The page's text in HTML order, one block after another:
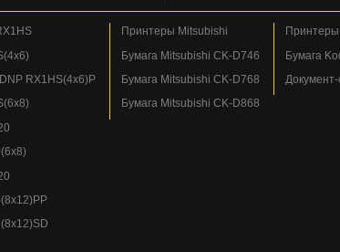
RX1HS(4x6)P
Принтеры Mitsubishi
Бумага Mitsubishi CK-D746
Бумага Mitsubishi CK-D768
Бумага Mitsubishi CK-D868
Бумага